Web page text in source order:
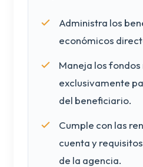
Administra los
económicos
Maneja los
exclusivamente
del beneficiario.
Cumple con las
cuenta y
de la agencia.